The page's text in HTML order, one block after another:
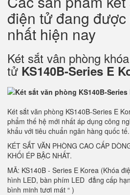
điện tử đang
nhất hiện nay
Két sắt vân phòng
tử KS140B-Series E
Két sắt văn phòng KS140B-Series E
phẩm thế hệ mới nhất áp dụng công
khẩu với tiêu chuẩn ngân hàng quốc tế.
KÉT SẮT VĂN PHÒNG CAO CẤP
KHỐI ÉP BẬC NHẤT.
MÃ: KS140B - Series E Korea (Khóa
hình LED, bàn phím LED đẳng cấp
bình minh tươi mát “ )